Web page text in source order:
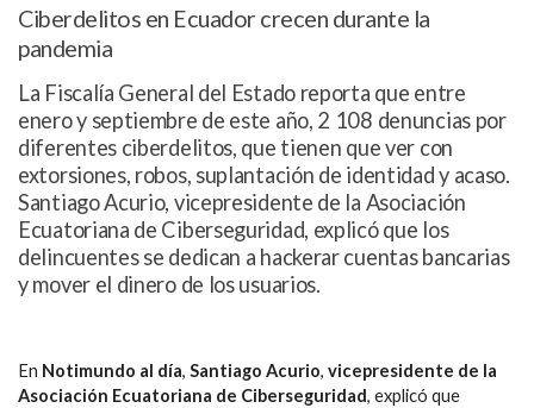
Ciberdelitos en Ecuador crecen durante la
pandemia
La Fiscalía General del Estado reporta que entre
enero y septiembre de este año, 2 108 denuncias por
diferentes ciberdelitos, que tienen que ver con
extorsiones, robos, suplantación de identidad y acaso.
Santiago Acurio, vicepresidente de la Asociación
Ecuatoriana de Ciberseguridad, explicó que los
delincuentes se dedican a hackerar cuentas bancarias
y mover el dinero de los usuarios.
En Notimundo al día, Santiago Acurio, vicepresidente de la
Asociación Ecuatoriana de Ciberseguridad, explicó que